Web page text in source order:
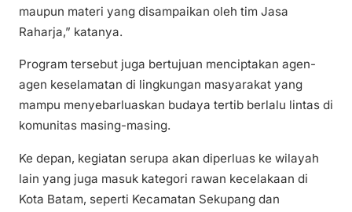
maupun materi yang disampaikan oleh tim Jasa
Raharja,” katanya.
Program tersebut juga bertujuan menciptakan agen-
agen keselamatan di lingkungan masyarakat yang
mampu menyebarluaskan budaya tertib berlalu lintas di
komunitas masing-masing.
Ke depan, kegiatan serupa akan diperluas ke wilayah
lain yang juga masuk kategori rawan kecelakaan di
Kota Batam, seperti Kecamatan Sekupang dan